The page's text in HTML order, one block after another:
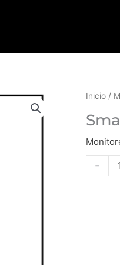
Inicio/
-
cantidad